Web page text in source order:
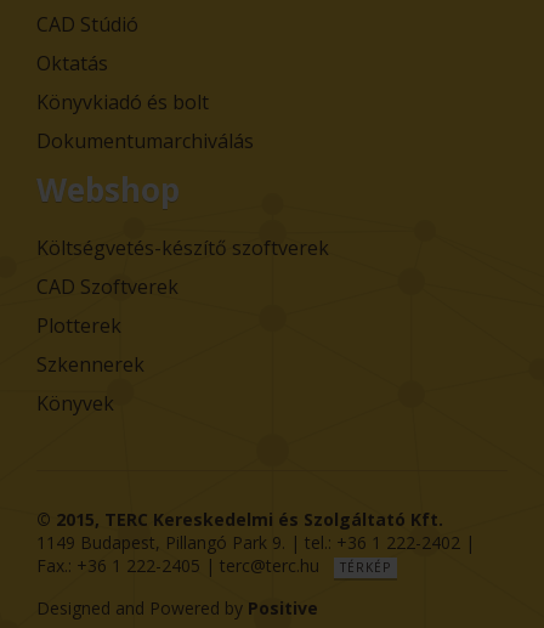
CAD Stúdió
Oktatás
Könyvkiadó és bolt
Dokumentumarchiválás
Webshop
Költségvetés-készítő szoftverek
CAD Szoftverek
Plotterek
Szkennerek
Könyvek
© 2015, TERC Kereskedelmi és Szolgáltató Kft.
1149 Budapest, Pillangó Park 9. | tel.: +36 1 222-2402 |
Fax.: +36 1 222-2405 | terc@terc.hu TÉRKÉP
Designed and Powered by Positive